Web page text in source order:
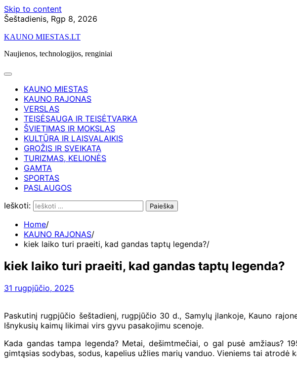
Skip to content
Šeštadienis, Rgp 8, 2026
KAUNO MIESTAS.LT
Naujienos, technologijos, renginiai
KAUNO MIESTAS
KAUNO RAJONAS
VERSLAS
TEISĖSAUGA IR TEISĖTVARKA
ŠVIETIMAS IR MOKSLAS
KULTŪRA IR LAISVALAIKIS
GROŽIS IR SVEIKATA
TURIZMAS, KELIONĖS
GAMTA
SPORTAS
PASLAUGOS
Ieškoti:
Home
KAUNO RAJONAS
kiek laiko turi praeiti, kad gandas taptų legenda?
kiek laiko turi praeiti, kad gandas taptų legenda?
31 rugpjūčio, 2025
Paskutinį rugpjūčio šeštadienį, rugpjūčio 30 d., Samylų įlankoje, Kauno
Išnykusių kaimų likimai virs gyvu pasakojimu scenoje.
Kada gandas tampa legenda? Metai, dešimtmečiai, o gal pusė amžiaus?
gimtąsias sodybas, sodus, kapelius užlies marių vanduo. Vieniems tai